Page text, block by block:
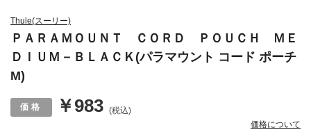
Thule(スーリー)
ＰＡＲＡＭＯＵＮＴ ＣＯＲＤ ＰＯＵＣＨ ＭＥ
ＤＩＵＭ－ＢＬＡＣＫ(パラマウント コード ポーチ
M)
￥983 (税込)
価格について